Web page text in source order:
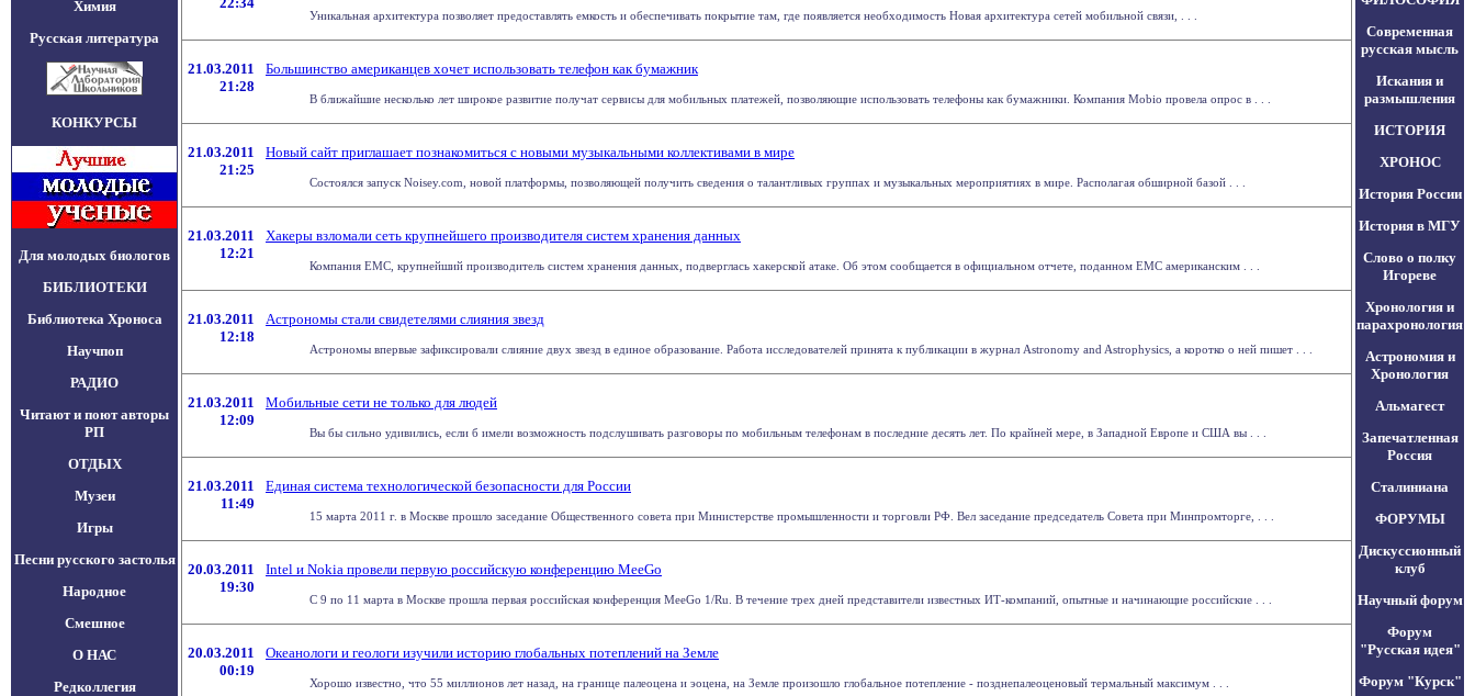
Химия
Русская литература
КОНКУРСЫ
Для молодых биологов
БИБЛИОТЕКИ
Библиотека Хроноса
Научпоп
РАДИО
Читают и поют авторы
РП
ОТДЫХ
Музеи
Игры
Песни русского застолья
Народное
Смешное
О НАС
Редколлегия
Уникальная архитектура позволяет предоставлять емкость и обеспечивать покрытие там, где появляется необходимость Новая архитектура сетей мобильной связи, . . .
21.03.2011
21:28
Большинство американцев хочет использовать телефон как бумажник
В ближайшие несколько лет широкое развитие получат сервисы для мобильных платежей, позволяющие использовать телефоны как бумажники. Компания Mobio провела опрос в . . .
21.03.2011
21:25
Новый сайт приглашает познакомиться с новыми музыкальными коллективами в мире
Состоялся запуск Noisey.com, новой платформы, позволяющей получить сведения о талантливых группах и музыкальных мероприятиях в мире. Располагая обширной базой . . .
21.03.2011
12:21
Хакеры взломали сеть крупнейшего производителя систем хранения данных
Компания EMC, крупнейший производитель систем хранения данных, подверглась хакерской атаке. Об этом сообщается в официальном отчете, поданном EMC американским . . .
21.03.2011
12:18
Астрономы стали свидетелями слияния звезд
Астрономы впервые зафиксировали слияние двух звезд в единое образование. Работа исследователей принята к публикации в журнал Astronomy and Astrophysics, а коротко о ней пишет . . .
21.03.2011
12:09
Мобильные сети не только для людей
Вы бы сильно удивились, если б имели возможность подслушивать разговоры по мобильным телефонам в последние десять лет. По крайней мере, в Западной Европе и США вы . . .
21.03.2011
11:49
Единая система технологической безопасности для России
15 марта 2011 г. в Москве прошло заседание Общественного совета при Министерстве промышленности и торговли РФ. Вел заседание председатель Совета при Минпромторге, . . .
20.03.2011
19:30
Intel и Nokia провели первую российскую конференцию MeeGo
С 9 по 11 марта в Москве прошла первая российская конференция MeeGo 1/Ru. В течение трех дней представители известных ИТ-компаний, опытные и начинающие российские . . .
20.03.2011
00:19
Океанологи и геологи изучили историю глобальных потеплений на Земле
Хорошо известно, что 55 миллионов лет назад, на границе палеоцена и эоцена, на Земле произошло глобальное потепление - позднепалеоценовый термальный максимум . . .
Современная
русская мысль
Искания и
размышления
ИСТОРИЯ
ХРОНОС
История России
История в МГУ
Слово о полку
Игореве
Хронология и
парахронология
Астрономия и
Хронология
Альмагест
Запечатленная
Россия
Сталиниана
ФОРУМЫ
Дискуссионный
клуб
Научный форум
Форум
"Русская идея"
Форум "Курск"